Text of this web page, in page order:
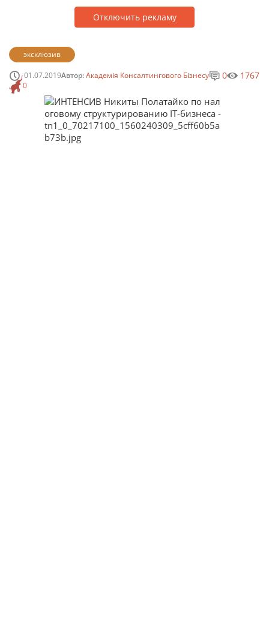
Отключить рекламу
эксклюзив
01.07.2019Автор:Академія Консалтингового Бізнесу
0
0 1767